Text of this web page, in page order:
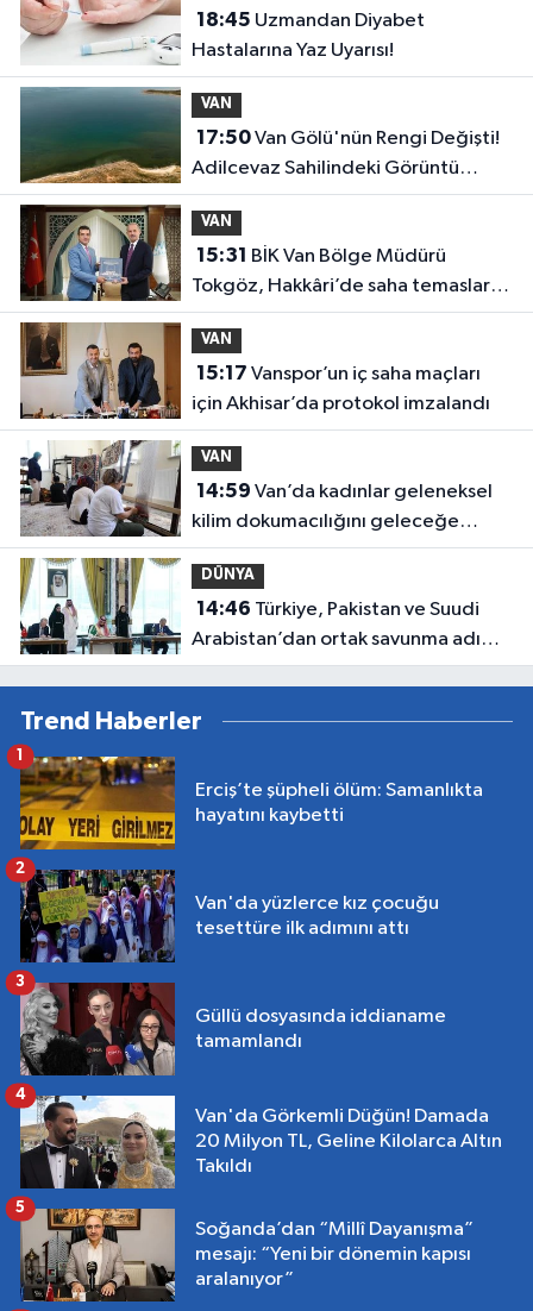
18:45
Hastalarına Yaz Uyarısı!
VAN
17:50Van Gölü'nün Rengi Değişti!
Adilcevaz Sahilindeki Görüntü
Dikkat Çekti
VAN
15:31
Tokgöz, Hakkâri’de saha temaslarını
sürdürdü
VAN
15:17
için Akhisar’da protokol imzalandı
VAN
14:59
kilim dokumacılığını geleceğe
taşıyor
DÜNYA
14:46
Arabistan’dan ortak savunma adımı:
Mekke Anlaşması imzalandı
Trend Haberler
Erciş’te şüpheli ölüm: Samanlıkta
hayatını kaybetti
1
Van'da yüzlerce kız çocuğu
tesettüre ilk adımını attı
2
Güllü dosyasında iddianame
tamamlandı
3
Van'da Görkemli Düğün! Damada
20 Milyon TL, Geline Kilolarca Altın
Takıldı
4
Soğanda’dan “Millî Dayanışma”
mesajı: “Yeni bir dönemin kapısı
aralanıyor”
5